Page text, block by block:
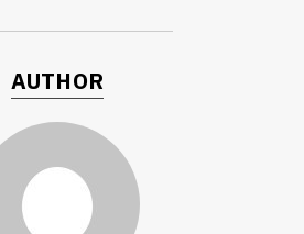
AUTHOR